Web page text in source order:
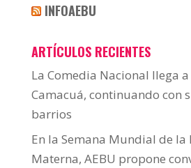
INFOAEBU
ARTÍCULOS RECIENTES
La Comedia Nacional llega a
Camacuá, continuando con
barrios
En la Semana Mundial de la
Materna, AEBU propone